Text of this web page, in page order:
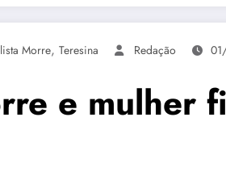
Morre, Teresina Redação
e mulher